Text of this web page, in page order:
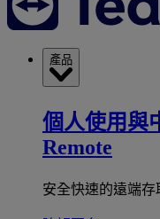
產品
個人使用與
Remote
安全快速的遠端存